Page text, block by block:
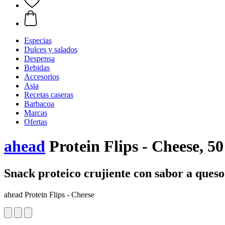
Especias
Dulces y salados
Despensa
Bebidas
Accesorios
Asia
Recetas caseras
Barbacoa
Marcas
Ofertas
ahead Protein Flips - Cheese,
Snack proteico crujiente con sabor a queso
ahead Protein Flips - Cheese